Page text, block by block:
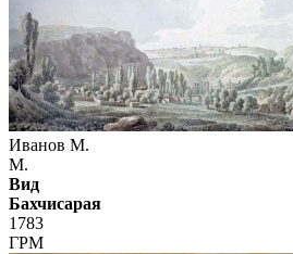
Иванов М.
М.
Вид
Бахчисарая
1783
ГРМ